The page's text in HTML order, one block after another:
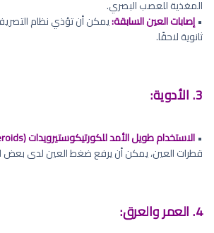
المغذية للعصب البصري.
•إصابات العين السابقة:يمكن أن تؤذي نظام
ثانوية لاحقًا.
3. الأدوية:
•الاستخدام طويل الأمد للكورتيكوستيرويدات (Corticosteroids)
قطرات العين، يمكن أن يرفع ضغط العين لدى بعض
4. العمر والعرق: